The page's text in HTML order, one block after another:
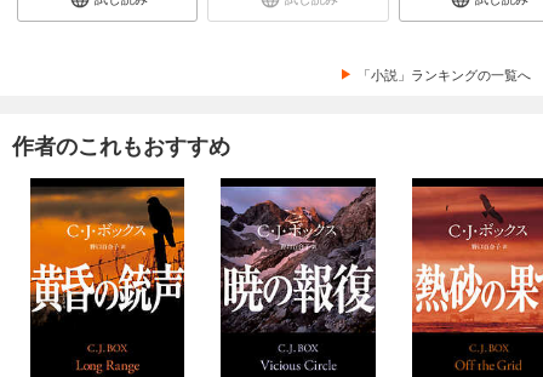
「小説」ランキングの一覧へ
作者のこれもおすすめ